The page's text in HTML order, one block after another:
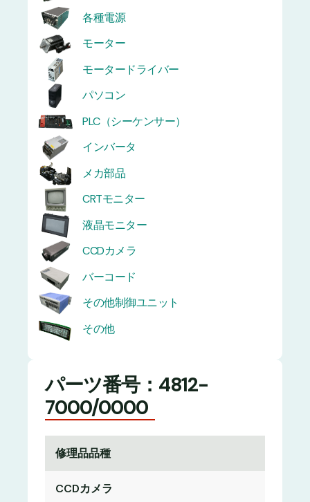
各種電源
モーター
モータードライバー
パソコン
PLC（シーケンサー）
インバータ
メカ部品
CRTモニター
液晶モニター
CCDカメラ
バーコード
その他制御ユニット
その他
パーツ番号：4812-
7000/0000
修理品品種
CCDカメラ